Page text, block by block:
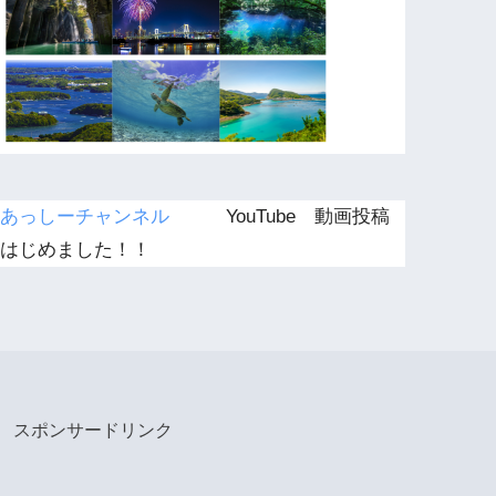
あっしーチャンネル YouTube 動画投稿
はじめました！！
スポンサードリンク